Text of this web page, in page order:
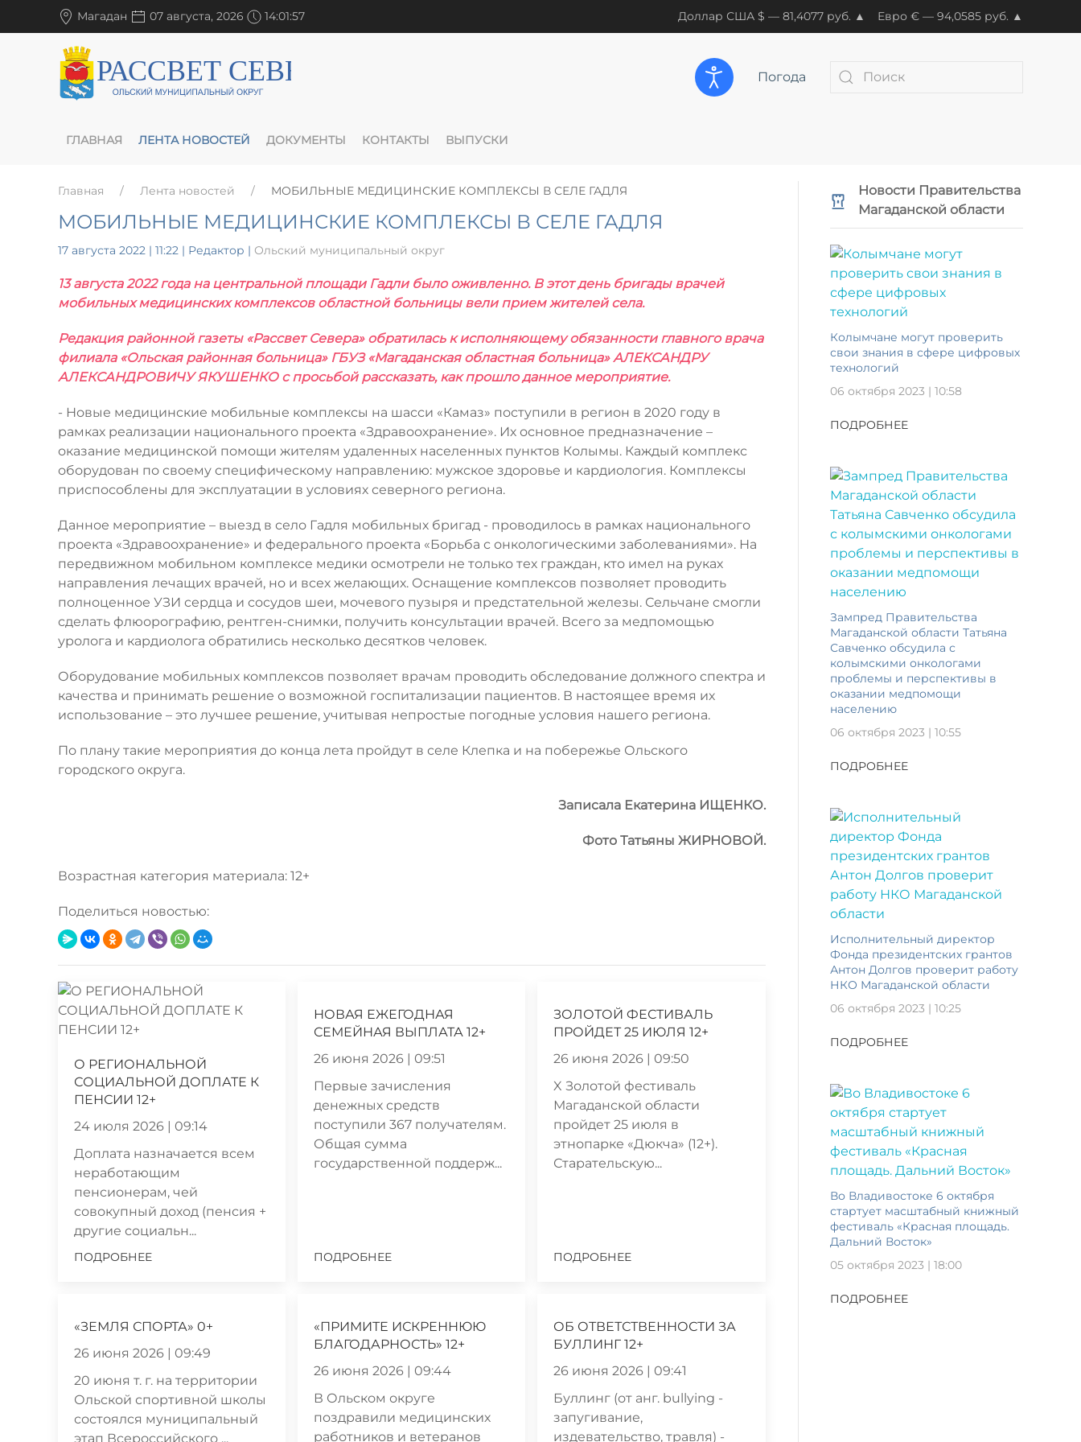
Магадан 07 августа, 2026 14:01:57 Доллар США $ — 81,4077 руб. ▲ Евро € — 94,0585 руб. ▲
Погода
ГЛАВНАЯ ЛЕНТА НОВОСТЕЙ ДОКУМЕНТЫ КОНТАКТЫ ВЫПУСКИ
Главная Лента новостей МОБИЛЬНЫЕ МЕДИЦИНСКИЕ КОМПЛЕКСЫ В СЕЛЕ ГАДЛЯ
МОБИЛЬНЫЕ МЕДИЦИНСКИЕ КОМПЛЕКСЫ В СЕЛЕ ГАДЛЯ
17 августа 2022 | 11:22 | Редактор | Ольский муниципальный округ
13 августа 2022 года на центральной площади Гадли было оживленно. В этот день бригады врачей
мобильных медицинских комплексов областной больницы вели прием жителей села.
Редакция районной газеты «Рассвет Севера» обратилась к исполняющему обязанности главного врача
филиала «Ольская районная больница» ГБУЗ «Магаданская областная больница» АЛЕКСАНДРУ
АЛЕКСАНДРОВИЧУ ЯКУШЕНКО с просьбой рассказать, как прошло данное мероприятие.
- Новые медицинские мобильные комплексы на шасси «Камаз» поступили в регион в 2020 году в
рамках реализации национального проекта «Здравоохранение». Их основное предназначение –
оказание медицинской помощи жителям удаленных населенных пунктов Колымы. Каждый комплекс
оборудован по своему специфическому направлению: мужское здоровье и кардиология. Комплексы
приспособлены для эксплуатации в условиях северного региона.
Данное мероприятие – выезд в село Гадля мобильных бригад - проводилось в рамках национального
проекта «Здравоохранение» и федерального проекта «Борьба с онкологическими заболеваниями». На
передвижном мобильном комплексе медики осмотрели не только тех граждан, кто имел на руках
направления лечащих врачей, но и всех желающих. Оснащение комплексов позволяет проводить
полноценное УЗИ сердца и сосудов шеи, мочевого пузыря и предстательной железы. Сельчане смогли
сделать флюорографию, рентген-снимки, получить консультации врачей. Всего за медпомощью
уролога и кардиолога обратились несколько десятков человек.
Оборудование мобильных комплексов позволяет врачам проводить обследование должного спектра и
качества и принимать решение о возможной госпитализации пациентов. В настоящее время их
использование – это лучшее решение, учитывая непростые погодные условия нашего региона.
По плану такие мероприятия до конца лета пройдут в селе Клепка и на побережье Ольского
городского округа.
Записала Екатерина ИЩЕНКО.
Фото Татьяны ЖИРНОВОЙ.
Возрастная категория материала: 12+
Поделиться новостью:
О РЕГИОНАЛЬНОЙ
СОЦИАЛЬНОЙ ДОПЛАТЕ К
ПЕНСИИ 12+
24 июля 2026 | 09:14
Доплата назначается всем
неработающим
пенсионерам, чей
совокупный доход (пенсия +
другие социальн...
ПОДРОБНЕЕ
НОВАЯ ЕЖЕГОДНАЯ
СЕМЕЙНАЯ ВЫПЛАТА 12+
26 июня 2026 | 09:51
Первые зачисления
денежных средств
поступили 367 получателям.
Общая сумма
государственной поддерж...
ПОДРОБНЕЕ
ЗОЛОТОЙ ФЕСТИВАЛЬ
ПРОЙДЕТ 25 ИЮЛЯ 12+
26 июня 2026 | 09:50
X Золотой фестиваль
Магаданской области
пройдет 25 июля в
этнопарке «Дюкча» (12+).
Старательскую...
ПОДРОБНЕЕ
«ЗЕМЛЯ СПОРТА» 0+
26 июня 2026 | 09:49
20 июня т. г. на территории
Ольской спортивной школы
состоялся муниципальный
этап Всероссийского ...
«ПРИМИТЕ ИСКРЕННЮЮ
БЛАГОДАРНОСТЬ» 12+
26 июня 2026 | 09:44
В Ольском округе
поздравили медицинских
работников и ветеранов
ОБ ОТВЕТСТВЕННОСТИ ЗА
БУЛЛИНГ 12+
26 июня 2026 | 09:41
Буллинг (от анг. bullying -
запугивание,
издевательство, травля) -
Новости Правительства
Магаданской области
Колымчане могут проверить
свои знания в сфере цифровых
технологий
06 октября 2023 | 10:58
ПОДРОБНЕЕ
Зампред Правительства
Магаданской области Татьяна
Савченко обсудила с
колымскими онкологами
проблемы и перспективы в
оказании медпомощи
населению
06 октября 2023 | 10:55
ПОДРОБНЕЕ
Исполнительный директор
Фонда президентских грантов
Антон Долгов проверит работу
НКО Магаданской области
06 октября 2023 | 10:25
ПОДРОБНЕЕ
Во Владивостоке 6 октября
стартует масштабный книжный
фестиваль «Красная площадь.
Дальний Восток»
05 октября 2023 | 18:00
ПОДРОБНЕЕ